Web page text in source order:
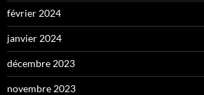
février 2024
janvier 2024
décembre 2023
novembre 2023